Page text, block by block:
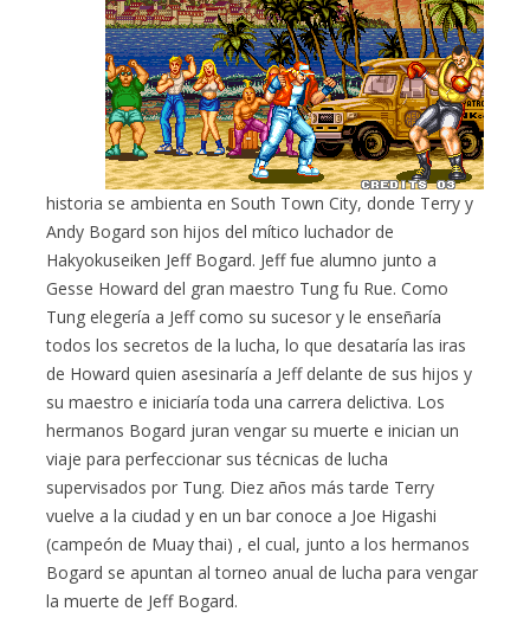
historia se ambienta en South Town City, donde Terry y
Andy Bogard son hijos del mítico luchador de
Hakyokuseiken Jeff Bogard. Jeff fue alumno junto a
Gesse Howard del gran maestro Tung fu Rue. Como
Tung elegería a Jeff como su sucesor y le enseñaría
todos los secretos de la lucha, lo que desataría las iras
de Howard quien asesinaría a Jeff delante de sus hijos y
su maestro e iniciaría toda una carrera delictiva. Los
hermanos Bogard juran vengar su muerte e inician un
viaje para perfeccionar sus técnicas de lucha
supervisados por Tung. Diez años más tarde Terry
vuelve a la ciudad y en un bar conoce a Joe Higashi
(campeón de Muay thai) , el cual, junto a los hermanos
Bogard se apuntan al torneo anual de lucha para vengar
la muerte de Jeff Bogard.